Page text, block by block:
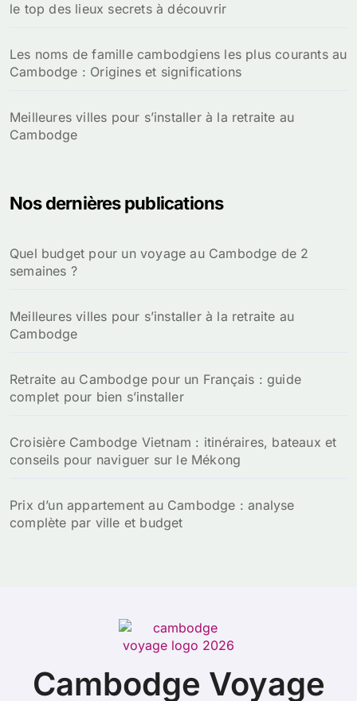
le top des lieux secrets à découvrir
Les noms de famille cambodgiens les plus courants au
Cambodge : Origines et significations
Meilleures villes pour s’installer à la retraite au
Cambodge
Nos dernières publications
Quel budget pour un voyage au Cambodge de 2
semaines ?
Meilleures villes pour s’installer à la retraite au
Cambodge
Retraite au Cambodge pour un Français : guide
complet pour bien s’installer
Croisière Cambodge Vietnam : itinéraires, bateaux et
conseils pour naviguer sur le Mékong
Prix d’un appartement au Cambodge : analyse
complète par ville et budget
Cambodge Voyage